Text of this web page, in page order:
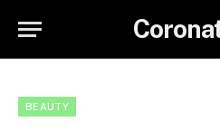
BEAUTY